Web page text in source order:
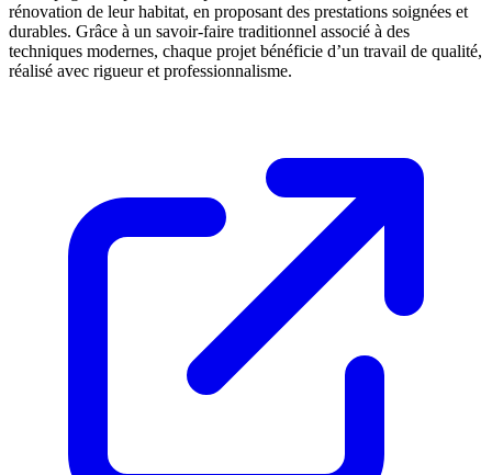
rénovation de leur habitat, en proposant des prestations soignées et
durables. Grâce à un savoir-faire traditionnel associé à des
techniques modernes, chaque projet bénéficie d’un travail de qualité,
réalisé avec rigueur et professionnalisme.